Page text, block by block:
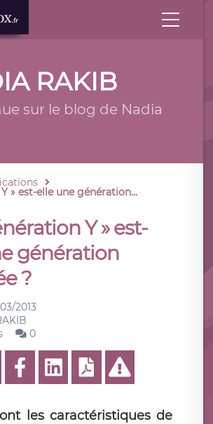
RAKIB
sur le blog de Nadia
» est-elle une génération...
Y » est-
génération
?
2013
0
les caractéristiques de